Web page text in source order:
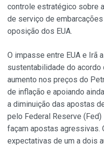
controle estratégico sobre
de serviço de
oposição dos EUA.
O impasse entre EUA e Irã
sustentabilidade do
aumento nos preços do
de inflação e apoiando
a diminuição das apostas
pelo Federal Reserve
façam apostas agressivas.
expectativas de um a dois